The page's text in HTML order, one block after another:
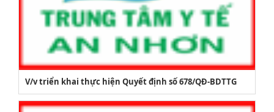
V/v triển khai thực hiện Quyết định số 678/QĐ-BDTTG